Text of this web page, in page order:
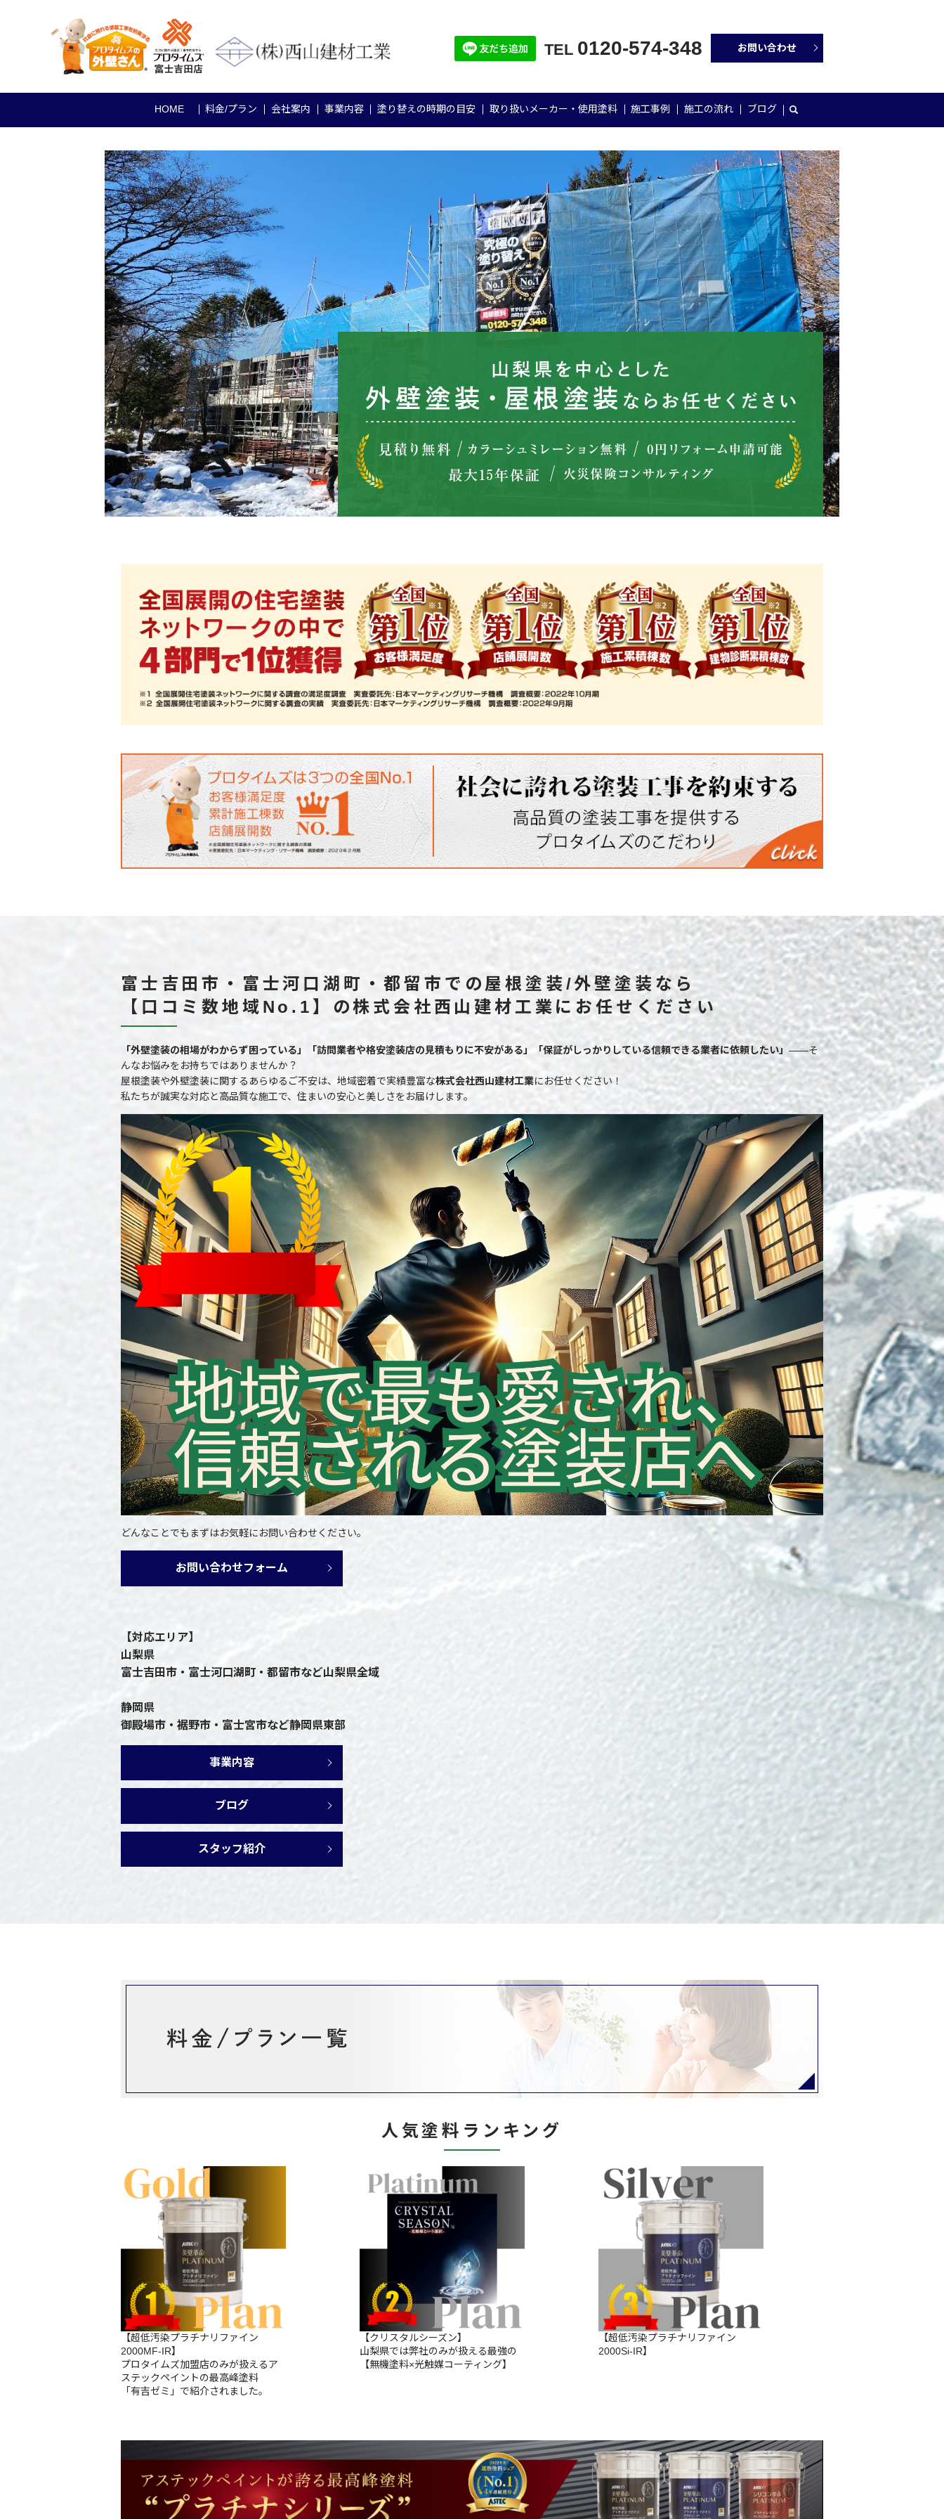
HOME 料金/プラン 会社案内 事業内容 塗り替えの時期の目安 取り扱いメーカー・使用塗料 施工事例 施工の流れ ブログ
TEL 0120-574-348 お問い合わせ
富士吉田市・富士河口湖町・都留市での屋根塗装/外壁塗装なら
【口コミ数地域No.1】の株式会社西山建材工業にお任せください
「外壁塗装の相場がわからず困っている」「訪問業者や格安塗装店の見積もりに不安がある」「保証がしっかりしている信頼できる業者に依頼したい」 ――そ
んなお悩みをお持ちではありませんか？
屋根塗装や外壁塗装に関するあらゆるご不安は、地域密着で実績豊富な株式会社西山建材工業にお任せください！
私たちが誠実な対応と高品質な施工で、住まいの安心と美しさをお届けします。
どんなことでもまずはお気軽にお問い合わせください。
お問い合わせフォーム
【対応エリア】
山梨県
富士吉田市・富士河口湖町・都留市など山梨県全域
静岡県
御殿場市・裾野市・富士宮市など静岡県東部
事業内容
ブログ
スタッフ紹介
人気塗料ランキング
【超低汚染プラチナリファイン
2000MF-IR】
プロタイムズ加盟店のみが扱えるア
ステックペイントの最高峰塗料
「有吉ゼミ」で紹介されました。
【クリスタルシーズン】
山梨県では弊社のみが扱える最強の
【無機塗料×光触媒コーティング】
【超低汚染プラチナリファイン
2000Si-IR】